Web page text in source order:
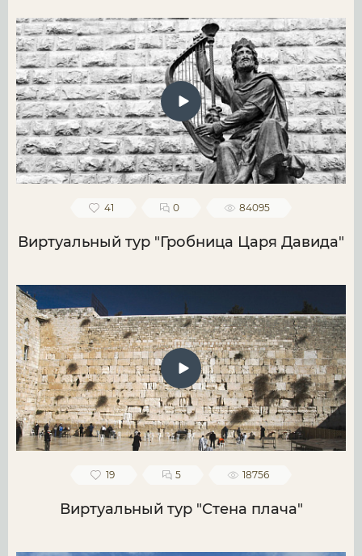
41 0 84095
Виртуальный тур "Гробница Царя Давида"
19 5 18756
Виртуальный тур "Стена плача"